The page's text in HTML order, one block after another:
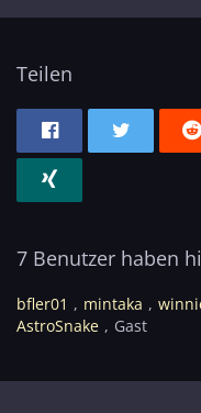
Teilen
7 Benutzer haben
bfler01 mintaka
AstroSnake
Gast